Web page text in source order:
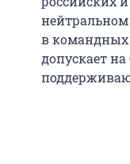
нейтральном
в командных
допускает